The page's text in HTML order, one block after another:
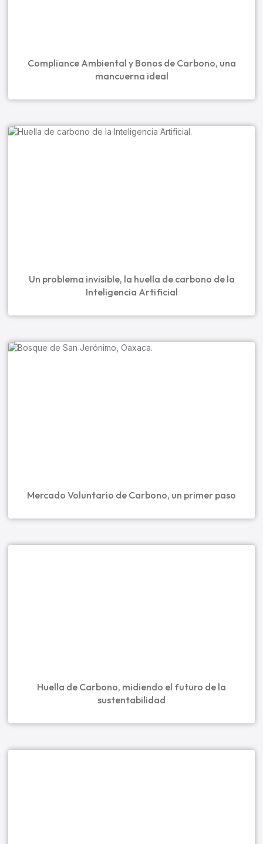
Compliance Ambiental y Bonos de Carbono, una
mancuerna ideal
Un problema invisible, la huella de carbono de la
Inteligencia Artificial
Mercado Voluntario de Carbono, un primer paso
Huella de Carbono, midiendo el futuro de la
sustentabilidad